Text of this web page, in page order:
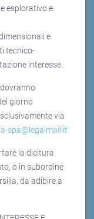
esplorativo e
e
tecnico-
interesse.
giorno
via
spa@legalmail.it
la dicitura
o in subordine
da adibire a